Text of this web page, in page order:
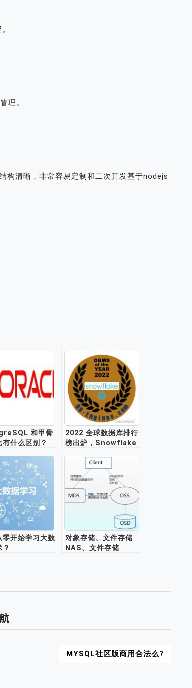
理。
构清晰，非常容易定制和二次开发基于nodejs
和甲骨
有什么区别？
2022 全球数据库排行
榜出炉，Snowflake
零开始学习大数
？
对象存储、文件存储
NAS、文件存储
MYSQL社区版商用合法么?